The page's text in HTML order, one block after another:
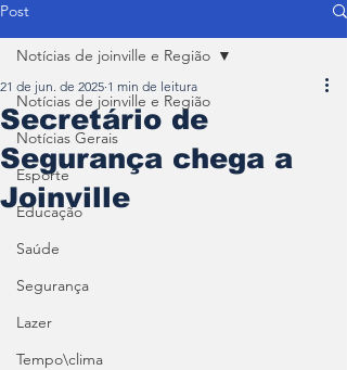
Post
Notícias de joinville e Região
Notícias Gerais
Esporte
Educação
Saúde
Segurança
Lazer
Tempo\clima
Notícias de joinville e Região
Secretário de
Segurança chega a
Joinville
21 de jun. de 2025 1 min de leitura